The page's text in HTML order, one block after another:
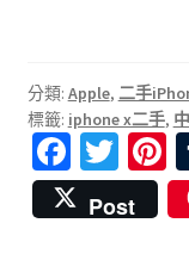
分類: Apple, 二手
標籤: iphone x二手,
Fa
ce
b
T
wi
tt
Post